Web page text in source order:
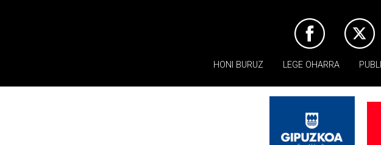
HONI BURUZ LEGE OHARRA